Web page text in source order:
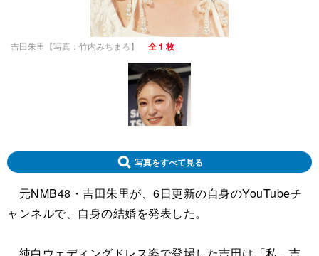
吉田朱里【写真：竹内みちまろ】 全 1 枚
写真をすべて見る
元NMB48・吉田朱里が、6日更新の自身のYouTubeチ
ャンネルで、自身の結婚を発表した。